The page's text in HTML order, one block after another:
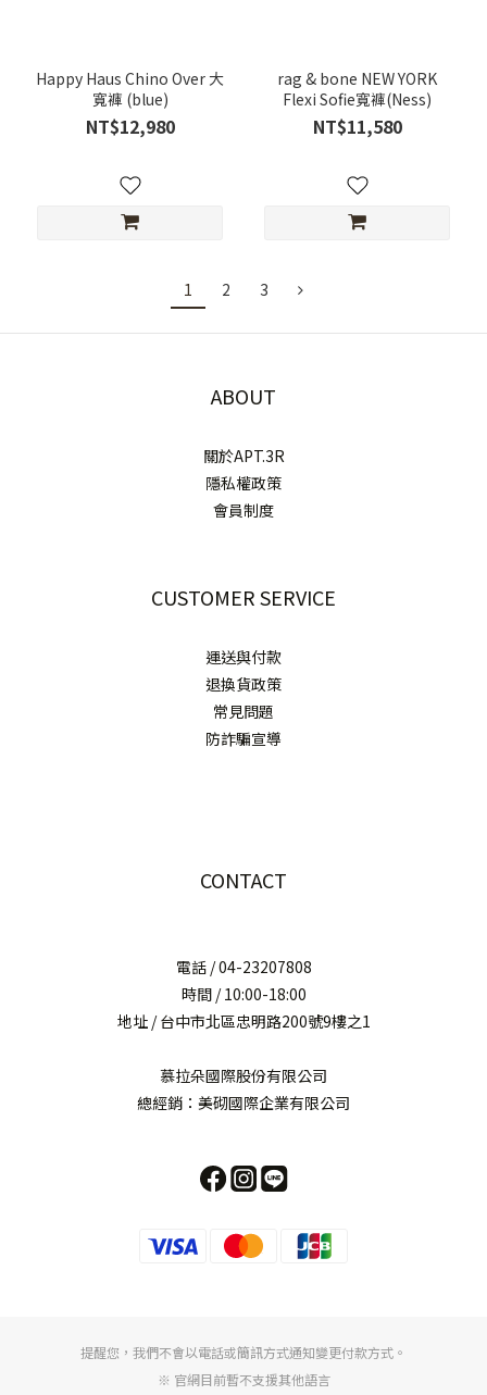
Happy Haus Chino Over 大
寬褲 (blue)
NT$12,980
rag & bone NEW YORK
Flexi Sofie寬褲(Ness)
NT$11,580
1 2 3
ABOUT
關於APT.3R
隱私權政策
會員制度
CUSTOMER SERVICE
運送與付款
退換貨政策
常見問題
防詐騙宣導
CONTACT
電話 / 04-23207808
時間 / 10:00-18:00
地址 / 台中市北區忠明路200號9樓之1
慕拉朵國際股份有限公司
總經銷：美砌國際企業有限公司
提醒您，我們不會以電話或簡訊方式通知變更付款方式。
※ 官網目前暫不支援其他語言